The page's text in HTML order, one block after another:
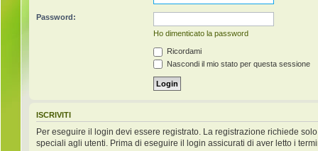
Password:
Ho dimenticato la password
Ricordami
Nascondi il mio stato per questa sessione
ISCRIVITI
Per eseguire il login devi essere registrato. La registrazione richiede
speciali agli utenti. Prima di eseguire il login assicurati di aver letto i